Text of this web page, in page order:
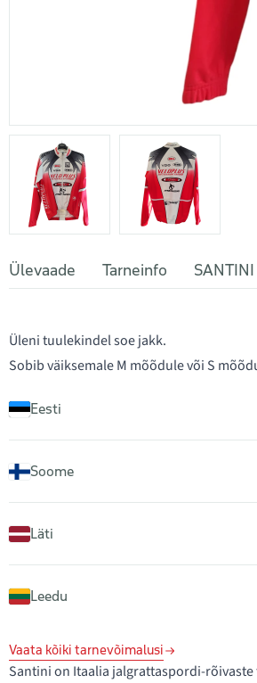
Ülevaade Tarneinfo SANTINI
Üleni tuulekindel soe jakk.
Sobib väiksemale M mõõdule või S
Eesti
Soome
Läti
Leedu
Vaata kõiki tarnevõimalusi
Santini on Itaalia jalgrattaspordi-